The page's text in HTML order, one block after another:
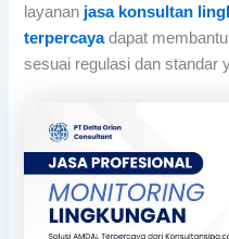
layanan jasa konsultan
terpercayadapat
sesuai regulasi dan standar